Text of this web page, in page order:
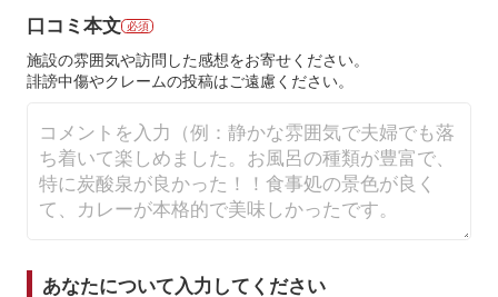
口コミ本文 必須
施設の雰囲気や訪問した感想をお寄せください。
誹謗中傷やクレームの投稿はご遠慮ください。
あなたについて入力してください